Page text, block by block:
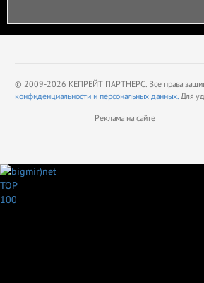
© 2009-2026 КЕПРЕЙТ ПАРТНЕРС. Все права
конфиденциальности и персональных данных. Для
Реклама на сайте